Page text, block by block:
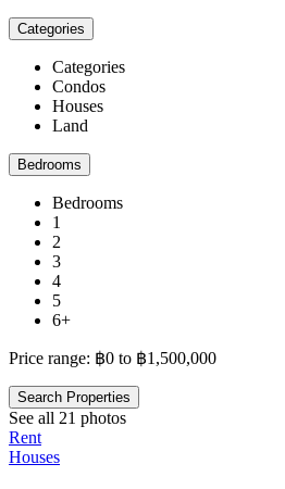
Categories
Categories
Condos
Houses
Land
Bedrooms
Bedrooms
1
2
3
4
5
6+
Price range: ฿0 to ฿1,500,000
Search Properties
See all 21 photos
Rent
Houses